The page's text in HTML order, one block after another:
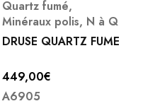
Quartz fumé,
Minéraux polis, N à Q
DRUSE QUARTZ FUME
449,00€
A6905